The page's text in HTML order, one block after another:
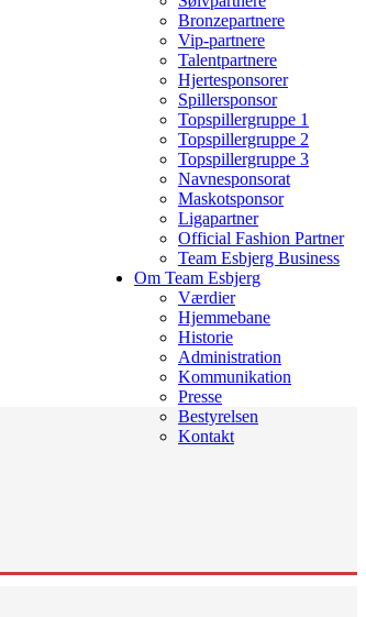
Bronzepartnere
Vip-partnere
Talentpartnere
Hjertesponsorer
Spillersponsor
Topspillergruppe 1
Topspillergruppe 2
Topspillergruppe 3
Navnesponsorat
Maskotsponsor
Ligapartner
Official Fashion Partner
Team Esbjerg Business
Om Team Esbjerg
Værdier
Hjemmebane
Historie
Administration
Kommunikation
Presse
Bestyrelsen
Kontakt